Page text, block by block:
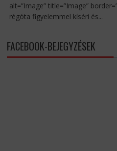
alt=”Image” title=”Image”
régóta figyelemmel kíséri és...
FACEBOOK-BEJEGYZÉSEK